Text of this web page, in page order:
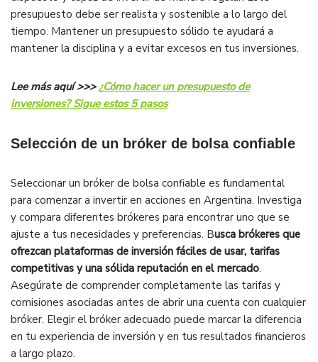
presupuesto debe ser realista y sostenible a lo largo del
tiempo. Mantener un presupuesto sólido te ayudará a
mantener la disciplina y a evitar excesos en tus inversiones.
Lee más aquí >>>¿Cómo hacer un presupuesto de
inversiones? Sigue estos 5 pasos
Selección de un bróker de bolsa confiable
Seleccionar un bróker de bolsa confiable es fundamental
para comenzar a invertir en acciones en Argentina. Investiga
y compara diferentes brókeres para encontrar uno que se
ajuste a tus necesidades y preferencias. Busca brókeres que
ofrezcan plataformas de inversión fáciles de usar, tarifas
competitivas y una sólida reputación en el mercado.
Asegúrate de comprender completamente las tarifas y
comisiones asociadas antes de abrir una cuenta con cualquier
bróker. Elegir el bróker adecuado puede marcar la diferencia
en tu experiencia de inversión y en tus resultados financieros
a largo plazo.